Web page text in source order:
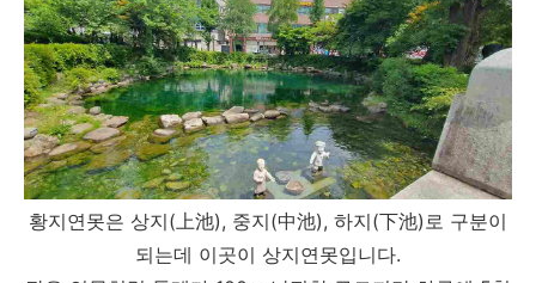
황지연못은 상지(上池), 중지(中池), 하지(下池)로 구분이
되는데 이곳이 상지연못입니다.